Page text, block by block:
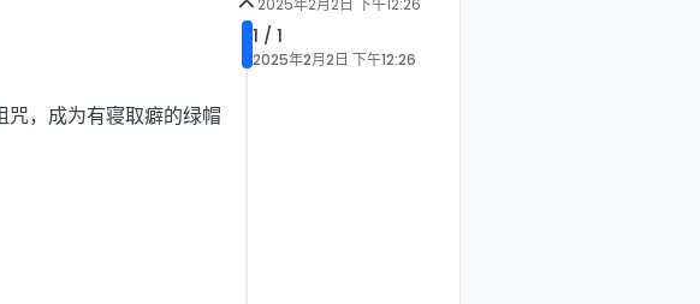
，成为有寝取癖的绿帽
2025年2月2日 下午12:26
1 / 1
2025年2月2日 下午12:26